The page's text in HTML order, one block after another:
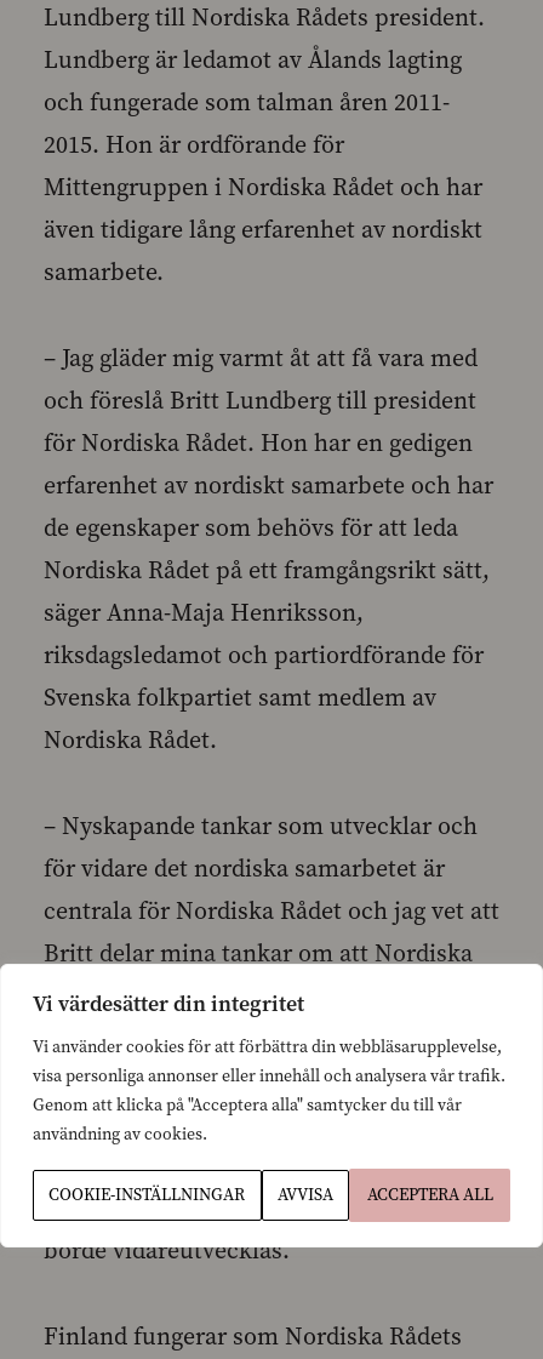
Vi värdesätter din integritet
Vi använder cookies för att förbättra din webbläsarupplevelse,
visa personliga annonser eller innehåll och analysera vår trafik.
Genom att klicka på "Acceptera alla" samtycker du till vår
användning av cookies.
COOKIE-INSTÄLLNINGAR AVVISA ACCEPTERA ALL
Lundberg till Nordiska Rådets president.
Lundberg är ledamot av Ålands lagting
och fungerade som talman åren 2011-
2015. Hon är ordförande för
Mittengruppen i Nordiska Rådet och har
även tidigare lång erfarenhet av nordiskt
samarbete.
– Jag gläder mig varmt åt att få vara med
och föreslå Britt Lundberg till president
för Nordiska Rådet. Hon har en gedigen
erfarenhet av nordiskt samarbete och har
de egenskaper som behövs för att leda
Nordiska Rådet på ett framgångsrikt sätt,
säger Anna-Maja Henriksson,
riksdagsledamot och partiordförande för
Svenska folkpartiet samt medlem av
Nordiska Rådet.
– Nyskapande tankar som utvecklar och
för vidare det nordiska samarbetet är
centrala för Nordiska Rådet och jag vet att
Britt delar mina tankar om att Nordiska
Rådet kan mer än vad som görs idag.
Tanken om ett eventuellt nordiskt
medborgarskap, som Mittengruppen i
Nordiska Rådet lagt fram, är innovativ
och ett exempel på en fråga som skulle
beröra alla medborgare i Norden och som
borde vidareutvecklas.
Finland fungerar som Nordiska Rådets